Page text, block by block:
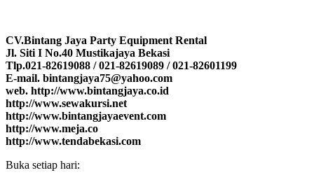
CV.Bintang Jaya Party Equipment Rental
Jl. Siti I No.40 Mustikajaya Bekasi
Tlp.021-82619088 / 021-82619089 / 021-82601199
E-mail. bintangjaya75@yahoo.com
web. http://www.bintangjaya.co.id
http://www.sewakursi.net
http://www.bintangjayaevent.com
http://www.meja.co
http://www.tendabekasi.com
Buka setiap hari: